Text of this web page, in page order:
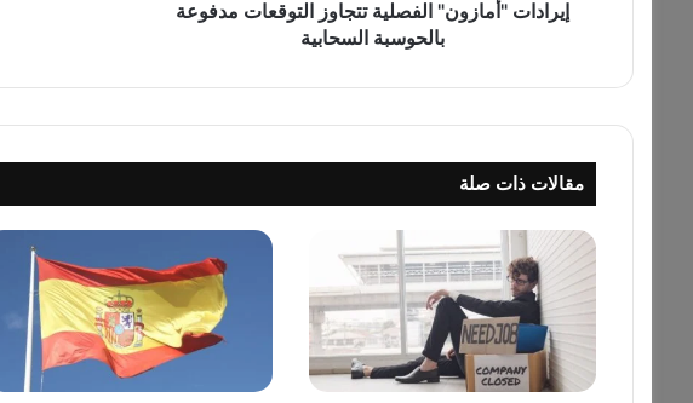
و
ا
ف
ص
ل
ي
ة
ج
إيرادات "أمازون" الفصلية تتجاوز التوقعات مدفوعة
بالحوسبة السحابية
مقالات ذات صلة